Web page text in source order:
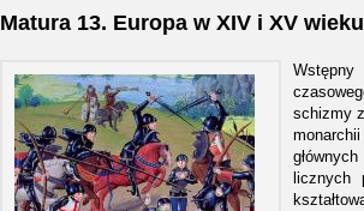
Matura 13. Europa w XIV i XV wieku
schizmy
licznych